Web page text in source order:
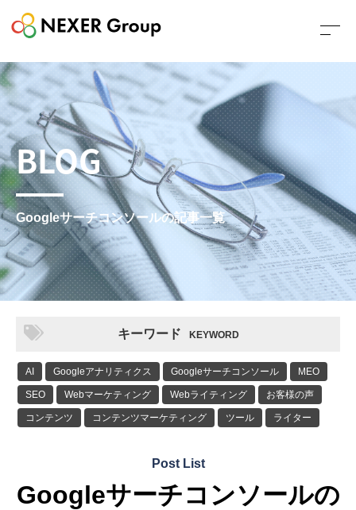
BLOG
Googleサーチコンソールの記事一覧
キーワード KEYWORD
AI Googleアナリティクス Googleサーチコンソール MEO
SEO Webマーケティング Webライティング お客様の声
コンテンツ コンテンツマーケティング ツール ライター
Post List
Googleサーチコンソールの